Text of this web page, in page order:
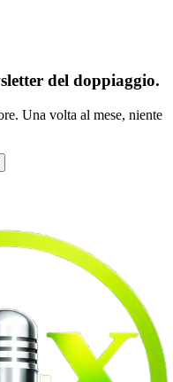
del doppiaggio.
Una volta al mese, niente